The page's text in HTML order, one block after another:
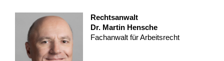
Rechtsanwalt
Dr. Martin Hensche
Fachanwalt für Arbeitsrecht